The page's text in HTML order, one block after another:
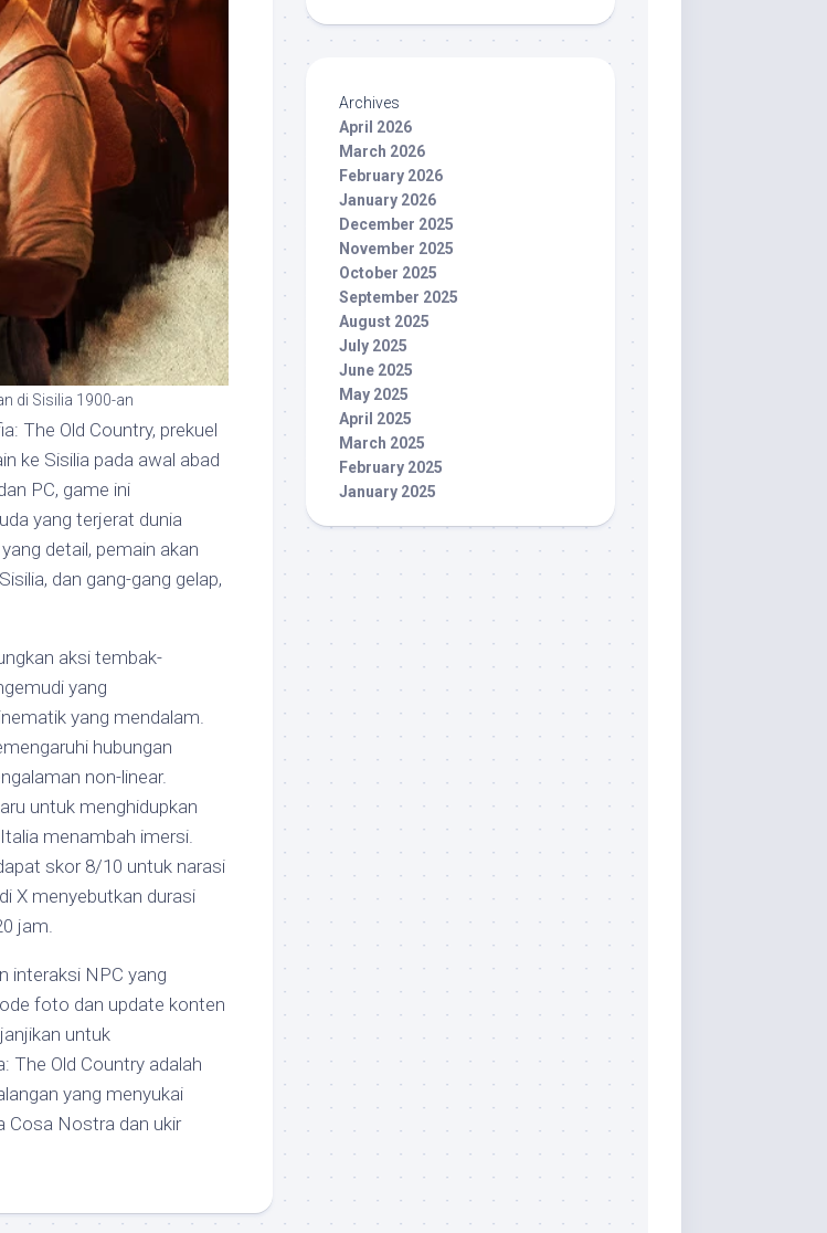
di Sisilia 1900-an
The Old Country, prekuel
ke Sisilia pada awal abad
PC, game ini
yang terjerat dunia
detail, pemain akan
dan gang-gang gelap,
aksi tembak-
yang
yang mendalam.
hubungan
non-linear.
untuk menghidupkan
menambah imersi.
skor 8/10 untuk narasi
X menyebutkan durasi
jam.
interaksi NPC yang
foto dan update konten
untuk
The Old Country adalah
yang menyukai
Cosa Nostra dan ukir
Archives
April 2026
March 2026
February 2026
January 2026
December 2025
November 2025
October 2025
September 2025
August 2025
July 2025
June 2025
May 2025
April 2025
March 2025
February 2025
January 2025